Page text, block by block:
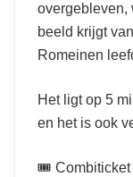
overgebleven,
beeld krijgt
Romeinen
Het ligt op 5
en het is ook
🎟️ Combiticket